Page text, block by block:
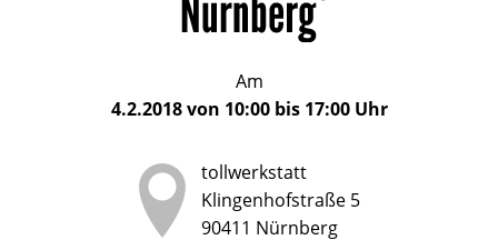
und
Jugendliche
Alter
bis
17
Am
4.2.2018von 10:00bis 17:00Uhr
tollwerkstatt
Klingenhofstraße 5
90411 Nürnberg